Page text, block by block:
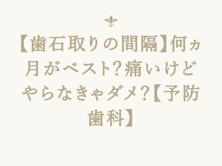
【歯石取りの間隔】何ヵ
月がベスト？痛いけど
やらなきゃダメ？【予防
歯科】